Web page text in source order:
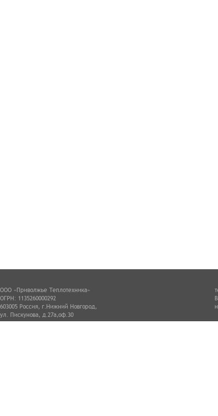
ООО «Приволжье Теплотехника»
ОГРН: 1135260000292
603005 Россия, г.Нижний Новгород,
ул. Пискунова, д.27а,оф.30